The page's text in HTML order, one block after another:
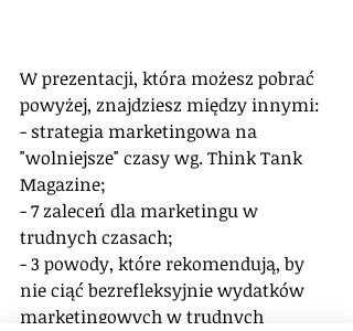
W prezentacji, która możesz pobrać
powyżej, znajdziesz między innymi:
- strategia marketingowa na
"wolniejsze" czasy wg. Think Tank
Magazine;
- 7 zaleceń dla marketingu w
trudnych czasach;
- 3 powody, które rekomendują, by
nie ciąć bezrefleksyjnie wydatków
marketingowych w trudnych